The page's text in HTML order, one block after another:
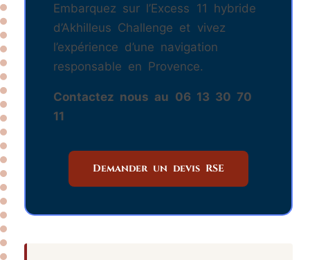
Embarquez sur l’Excess 11 hybride
d’Akhilleus Challenge et vivez
l’expérience d’une navigation
responsable en Provence.
Contactez nous au 06 13 30 70
11
Demander un devis RSE